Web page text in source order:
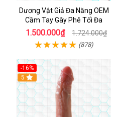
Dương Vật Giả Đa Năng OEM
Cầm Tay Gây Phê Tối Đa
1.500.000₫ 1.724.000₫
(878)
-16%
Hot
5